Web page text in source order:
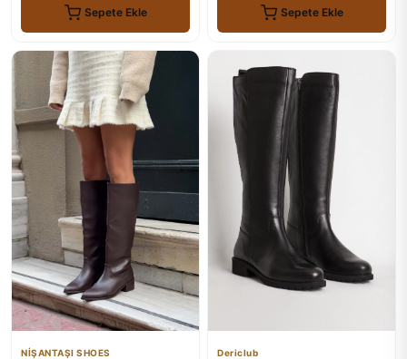
Sepete Ekle Sepete Ekle
NİŞANTAŞI SHOES Dericlub